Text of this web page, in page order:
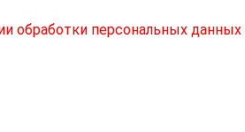
обработки персональных данных